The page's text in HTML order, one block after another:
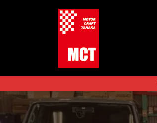
ス
キ
プ
ン
に
動